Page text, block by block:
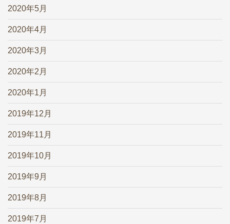
2020年5月
2020年4月
2020年3月
2020年2月
2020年1月
2019年12月
2019年11月
2019年10月
2019年9月
2019年8月
2019年7月